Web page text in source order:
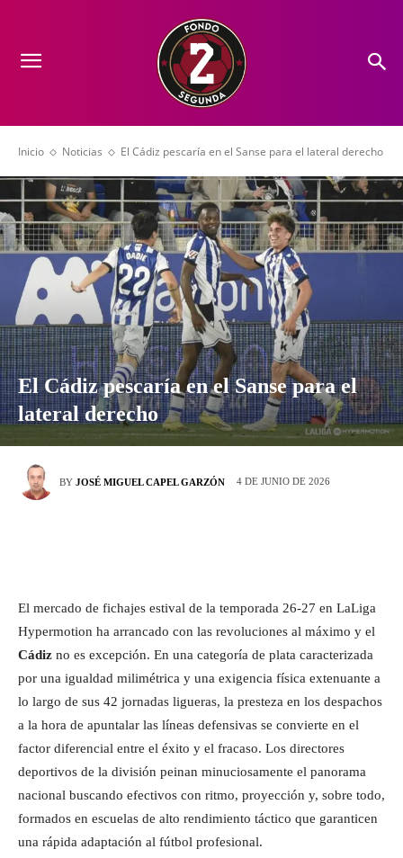
Inicio Noticias El Cádiz pescaría en el Sanse para el lateral derecho
El Cádiz pescaría en el Sanse para el
lateral derecho
BY JOSÉ MIGUEL CAPEL GARZÓN 4 DE JUNIO DE 2026
El mercado de fichajes estival de la temporada 26-27 en LaLiga
Hypermotion ha arrancado con las revoluciones al máximo y el
Cádiz no es excepción. En una categoría de plata caracterizada
por una igualdad milimétrica y una exigencia física extenuante a
lo largo de sus 42 jornadas ligueras, la presteza en los despachos
a la hora de apuntalar las líneas defensivas se convierte en el
factor diferencial entre el éxito y el fracaso. Los directores
deportivos de la división peinan minuciosamente el panorama
nacional buscando efectivos con ritmo, proyección y, sobre todo,
formados en escuelas de alto rendimiento táctico que garanticen
una rápida adaptación al fútbol profesional.